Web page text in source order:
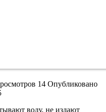
14 Опубликовано
воду, не издают